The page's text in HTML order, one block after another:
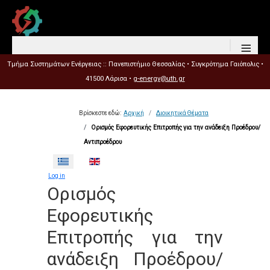
≡
Τμήμα Συστημάτων Ενέργειας :: Πανεπιστήμιο Θεσσαλίας • Συγκρότημα Γαιόπολις •
41500 Λάρισα • g-energy@uth.gr
Βρίσκεστε εδώ: Αρχική Διοικητικά Θέματα
Ορισμός Εφορευτικής Επιτροπής για την ανάδειξη Προέδρου/
Αντιπροέδρου
Επιλέξτε τη γλώσσα σας
Log in
Ορισμός
Εφορευτικής
Επιτροπής για την
ανάδειξη Προέδρου/